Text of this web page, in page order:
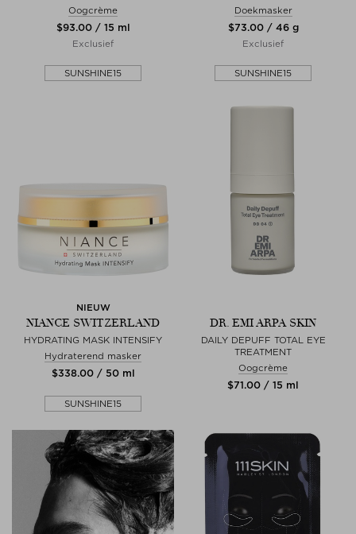
Oogcrème
$‌93.00 / 15 ml
Exclusief
SUNSHINE15
Doekmasker
$‌73.00 / 46 g
Exclusief
SUNSHINE15
NIEUW
NIANCE SWITZERLAND
HYDRATING MASK INTENSIFY
Hydraterend masker
$‌338.00 / 50 ml
SUNSHINE15
DR. EMI ARPA SKIN
DAILY DEPUFF TOTAL EYE
TREATMENT
Oogcrème
$‌71.00 / 15 ml